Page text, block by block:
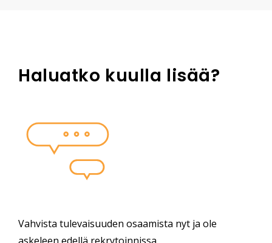
Haluatko kuulla lisää?
Vahvista tulevaisuuden osaamista nyt ja ole